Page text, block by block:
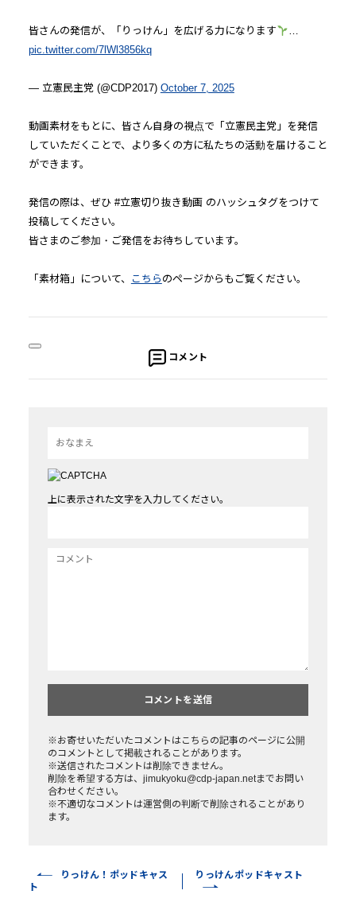
皆さんの発信が、「りっけん」を広げる力になります
…
pic.twitter.com/7lWl3856kq
— 立憲民主党 (@CDP2017) October 7, 2025
動画素材をもとに、皆さん自身の視点で「立憲民主党」を発信
していただくことで、より多くの方に私たちの活動を届けること
ができます。
発信の際は、ぜひ #立憲切り抜き動画 のハッシュタグをつけて
投稿してください。
皆さまのご参加・ご発信をお待ちしています。
「素材箱」について、 こちら のページからもご覧ください。
コメント
上に表示された文字を入力してください。
※お寄せいただいたコメントはこちらの記事のページに公開
のコメントとして掲載されることがあります。
※送信されたコメントは削除できません。
削除を希望する方は、jimukyoku@cdp-japan.netまでお問い
合わせください。
※不適切なコメントは運営側の判断で削除されることがあり
ます。
りっけん！ポッドキャス
ト
りっけんポッドキャスト